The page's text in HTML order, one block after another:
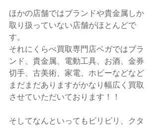
ほかの店舗ではブランドや貴金属しか
取り扱っていない店舗がほとんどで
す。
それにくらべ買取専門店ベガではブラ
ンド、貴金属、電動工具、お酒、金券
切手、古美術、家電、ホビーなどなど
まだまだありますがかなり幅広く買取
させていただいております！！
そしてなんといってもビリビリ、クタ